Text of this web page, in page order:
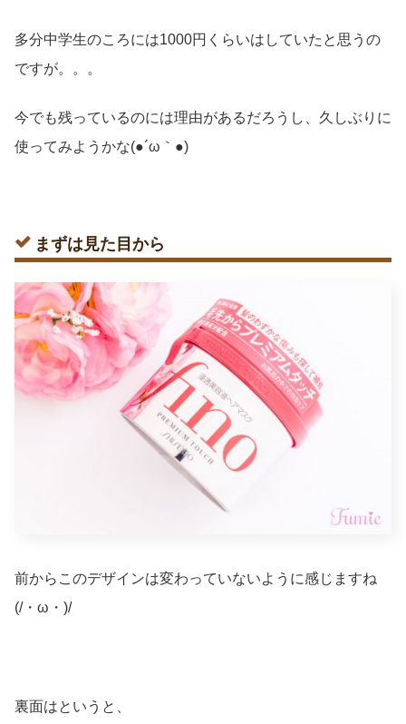
多分中学生のころには1000円くらいはしていたと思うの
ですが。。。
今でも残っているのには理由があるだろうし、久しぶりに
使ってみようかな(●´ω｀●)
まずは見た目から
前からこのデザインは変わっていないように感じますね
(/・ω・)/
裏面はというと、